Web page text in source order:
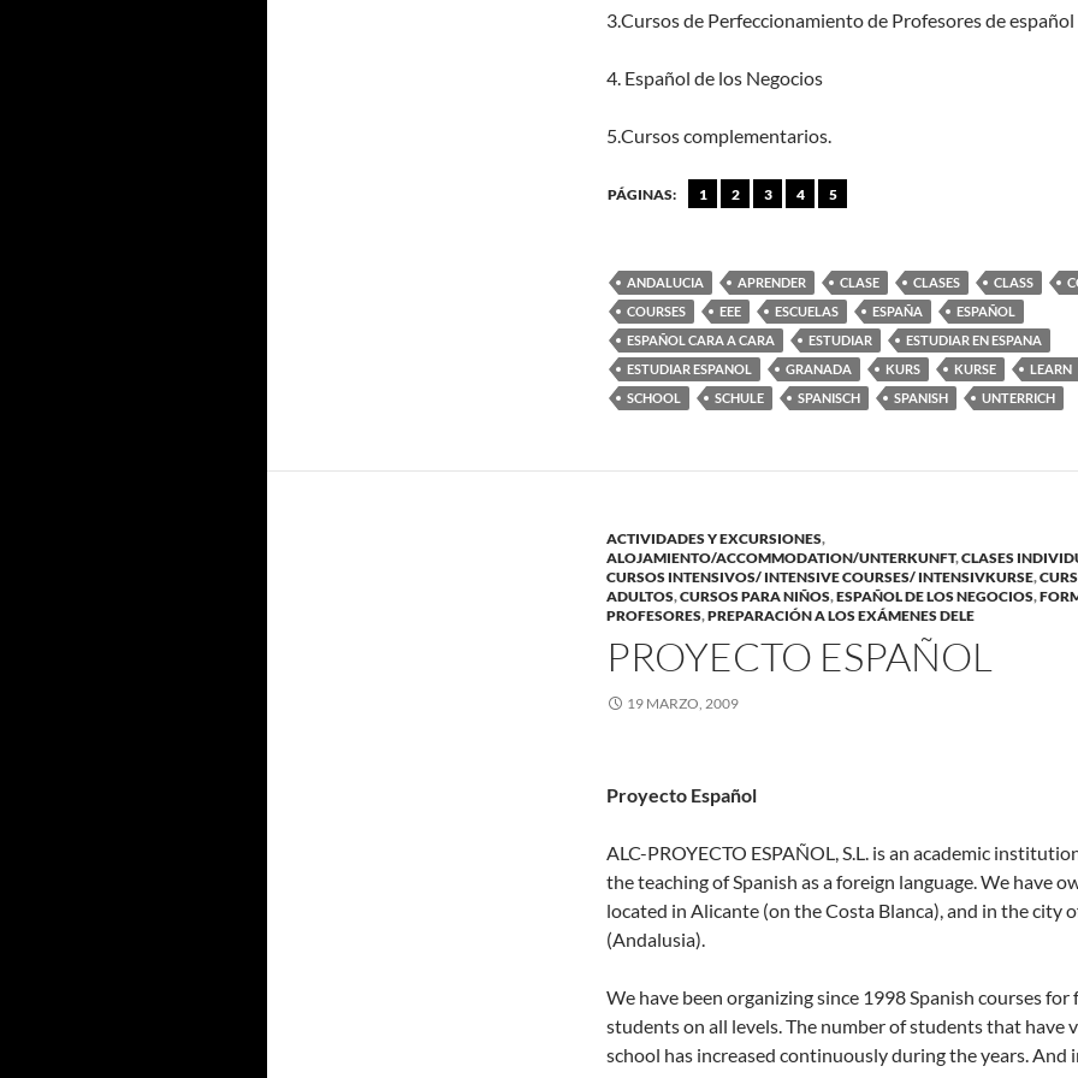
3.Cursos de Perfeccionamiento de Profesores de español
4. Español de los Negocios
5.Cursos complementarios.
PÁGINAS: 1 2 3 4 5
ANDALUCIA APRENDER CLASE CLASES CLASS
COURSES
EEE ESCUELAS ESPAÑA
ESPAÑOL
ESPAÑOL CARA A CARA
ESTUDIAR
ESTUDIAR EN ESPANA
ESTUDIAR ESPANOL
GRANADA KURS KURSE LEARN
SCHOOL
SCHULE SPANISCH SPANISH UNTERRICH
ACTIVIDADES Y EXCURSIONES,
ALOJAMIENTO/ACCOMMODATION/UNTERKUNFT,CLASES
CURSOS INTENSIVOS/ INTENSIVE COURSES/ INTENSIVKURSE,
ADULTOS,CURSOS PARA NIÑOS,ESPAÑOL DE LOS NEGOCIOS,
PROFESORES,PREPARACIÓN A LOS EXÁMENES DELE
PROYECTO ESPAÑOL
19 MARZO, 2009
Proyecto Español
ALC-PROYECTO ESPAÑOL, S.L. is an academic
the teaching of Spanish as a foreign language. We have
located in Alicante (on the Costa Blanca), and in the city
(Andalusia).
We have been organizing since 1998 Spanish courses for
students on all levels. The number of students that have
school has increased continuously during the years. And